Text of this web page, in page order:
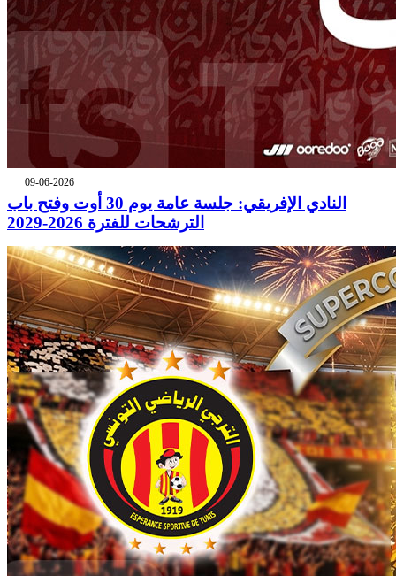
09-06-2026
النادي الإفريقي: جلسة عامة يوم 30 أوت وفتح باب
الترشحات للفترة 2026-2029